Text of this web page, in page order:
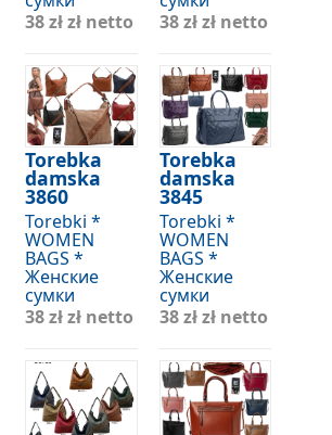
38 złzł netto
Torebka
damska
3860
Torebki *
WOMEN
BAGS *
Женские
сумки
38 złzł netto
38 złzł netto
Torebka
damska
3845
Torebki *
WOMEN
BAGS *
Женские
сумки
38 złzł netto